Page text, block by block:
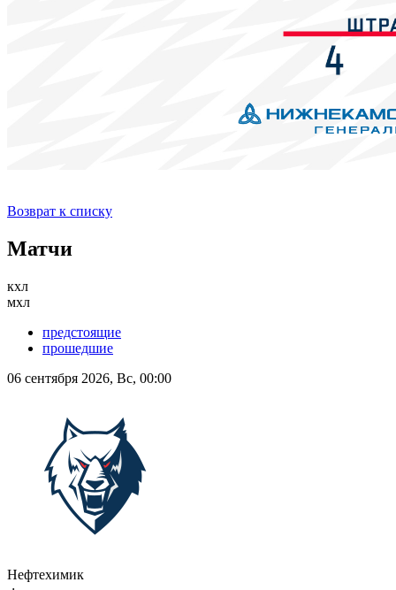
Возврат к списку
Матчи
кхл
мхл
предстоящие
прошедшие
06 сентября 2026, Вс, 00:00
Нефтехимик